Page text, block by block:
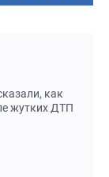
как
жутких ДТП